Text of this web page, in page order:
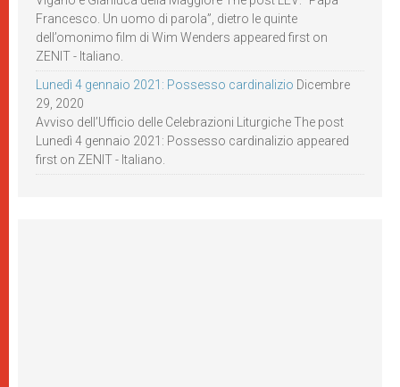
Francesco. Un uomo di parola”, dietro le quinte
dell’omonimo film di Wim Wenders appeared first on
ZENIT - Italiano.
Lunedì 4 gennaio 2021: Possesso cardinalizio Dicembre
29, 2020
Avviso dell’Ufficio delle Celebrazioni Liturgiche The post
Lunedì 4 gennaio 2021: Possesso cardinalizio appeared
first on ZENIT - Italiano.